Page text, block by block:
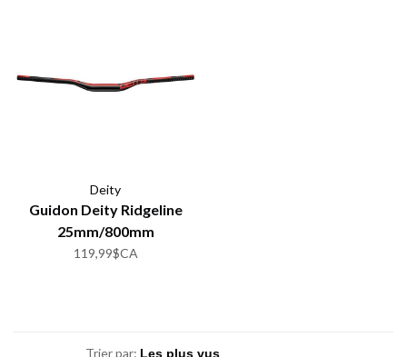
Deity
Guidon Deity Ridgeline
25mm/800mm
119,99$CA
Trier par: